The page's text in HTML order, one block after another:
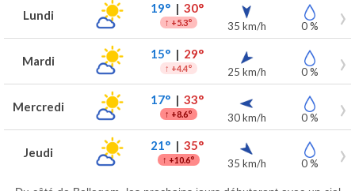
Lundi 19°| 30°
↑ +5.3° 35 km/h 0 %
Mardi 15°| 29°
↑ +4.4° 25 km/h 0 %
Mercredi 17°| 33°
↑ +8.6° 30 km/h 0 %
Jeudi 21°| 35°
↑ +10.6° 35 km/h 0 %